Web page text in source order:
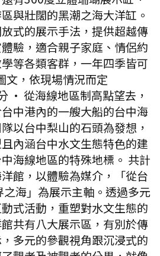
與壯闊的黑潮之海大洋缸。
式的展示手法，提供超越傳
驗，適合親子家庭、情侶約
等各類客群，一年四季皆可
文，依現場情況而定
· 從海線地區制高點望去，
中港內的一艘大船的台中海
以台中梨山的石頭為發想，
內涵台中水文生態特色的建
海線地區的特殊地標。 共計
館，以體驗為媒介，「從台
之海」為展示主軸。透過多元
式活動，重塑對水文生態的
共有八大展示區，有別於傳
多元的參觀視角跟沉浸式的